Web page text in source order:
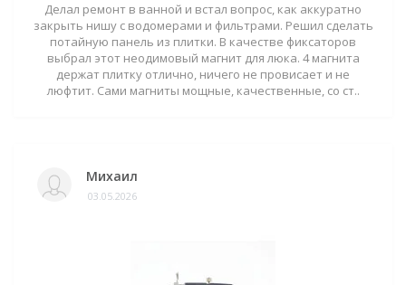
Делал ремонт в ванной и встал вопрос, как аккуратно
закрыть нишу с водомерами и фильтрами. Решил сделать
потайную панель из плитки. В качестве фиксаторов
выбрал этот неодимовый магнит для люка. 4 магнита
держат плитку отлично, ничего не провисает и не
люфтит. Сами магниты мощные, качественные, со ст..
Михаил
03.05.2026